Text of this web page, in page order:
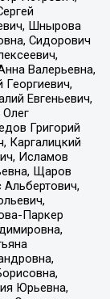
Шнырова
Сидорович
Валерьевна,
Евгеньевич,
Григорий
Каргалицкий
Исламов
Щаров
Паркер
Юрьевна,